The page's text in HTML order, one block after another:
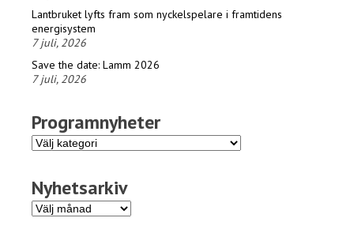
Lantbruket lyfts fram som nyckelspelare i framtidens
energisystem
7 juli, 2026
Save the date: Lamm 2026
7 juli, 2026
Programnyheter
Programnyheter
Nyhetsarkiv
Nyhetsarkiv